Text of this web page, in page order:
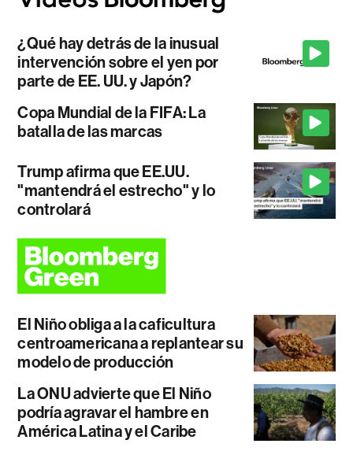
¿Qué hay detrás de la inusual
intervención sobre el yen por
parte de EE. UU. y Japón?
Copa Mundial de la FIFA: La
batalla de las marcas
Trump afirma que EE.UU.
"mantendrá el estrecho" y lo
controlará
El Niño obliga a la caficultura
centroamericana a replantear su
modelo de producción
La ONU advierte que El Niño
podría agravar el hambre en
América Latina y el Caribe